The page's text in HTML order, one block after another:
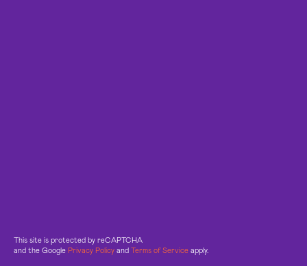
This site is protected by reCAPTCHA
and the Google Privacy Policy and Terms of Service apply.